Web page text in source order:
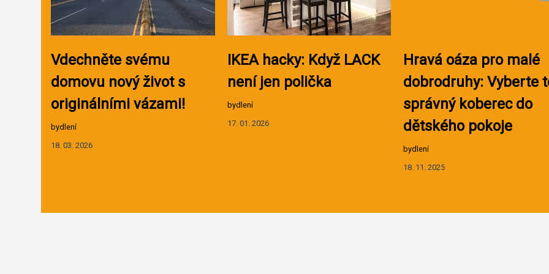
Vdechněte svému
domovu nový život s
originálními vázami!
bydlení
18. 03. 2026
IKEA hacky: Když LACK
není jen polička
bydlení
17. 01. 2026
Hravá oáza pro malé
dobrodruhy: Vyberte
správný koberec do
dětského pokoje
bydlení
18. 11. 2025